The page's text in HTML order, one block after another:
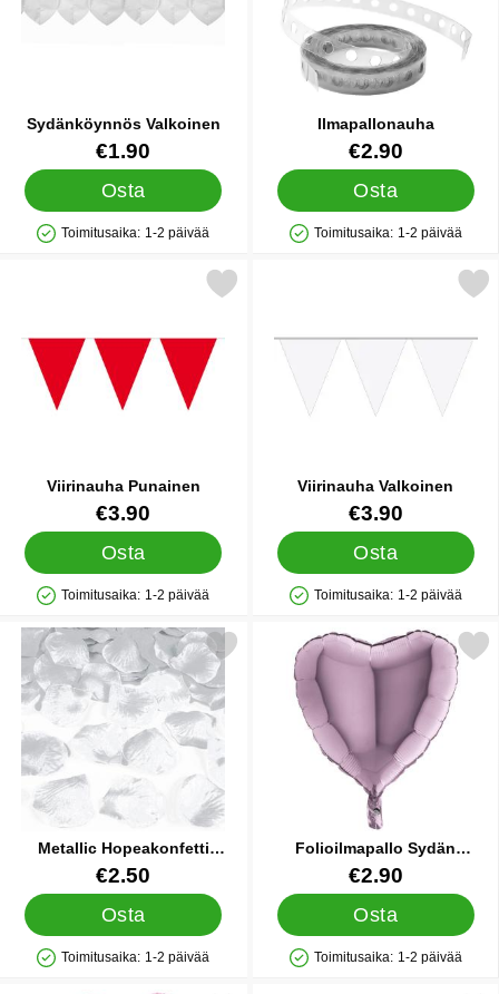
Sydänköynnös Valkoinen
Tuote.nro 33424
€1.90
Osta
Saatavuus: Varastossa
Toimitusaika: 1-2 päivää
Ilmapallonauha
Tuote.nro 21211
€2.90
Osta
Saatavuus: Varastossa
Toimitusaika: 1-2 päivää
Viirinauha Punainen
Tuote.nro 9976€3.90
Osta
Saatavuus: Varastossa
Toimitusaika: 1-2 päivää
Merkitse viirinauha Punainen suosikiksi
Viirinauha Valkoinen
Tuote.nro 9983€3.90
Osta
Saatavuus: Varastossa
Toimitusaika: 1-2 päivää
Merkitse viirinauha
Metallic Hopeakonfetti
Ruusun Terälehti
Tuote.nro 12633
€2.50
Osta
Saatavuus: Varastossa
Toimitusaika: 1-2 päivää
metallic Hopeakonfetti Ruusun Terälehti suosikiksi
Folioilmapallo Sydän
Vaaleanvioletti
Tuote.nro 14425
€2.90
Osta
Saatavuus: Varastossa
Toimitusaika: 1-2 päivää
Merkitse folioilmapallo Sydän